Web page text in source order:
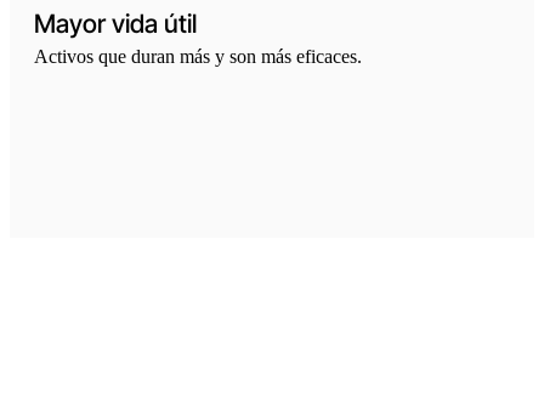
Mayor vida útil
Activos que duran más y son más eficaces.